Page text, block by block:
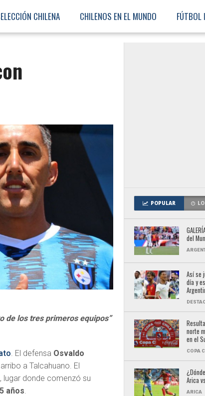
CHILENA CHILENOS EN EL MUNDO FÚTBOL
de los tres primeros equipos”
. El defensa Osvaldo
a Talcahuano. El
, lugar donde comenzó su
años
POPULAR
del
Así se
día y
norte
en el
COPA
Arica
ARICA